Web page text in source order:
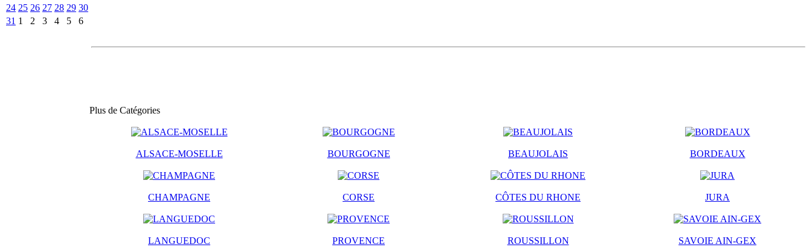
24 25 26 27 28 29 30
31 1 2 3 4 5 6
Plus de Catégories
ALSACE-MOSELLE BOURGOGNE BEAUJOLAIS BORDEAUX
CHAMPAGNE CORSE CÔTES DU RHONE JURA
LANGUEDOC PROVENCE ROUSSILLON SAVOIE AIN-GEX